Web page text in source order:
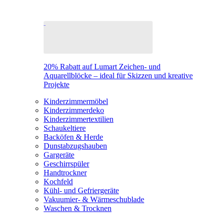
20% Rabatt auf Lumart Zeichen- und
Aquarellblöcke – ideal für Skizzen und kreative
Projekte
Kinderzimmermöbel
Kinderzimmerdeko
Kinderzimmertextilien
Schaukeltiere
Backöfen & Herde
Dunstabzugshauben
Gargeräte
Geschirrspüler
Handtrockner
Kochfeld
Kühl- und Gefriergeräte
Vakuumier- & Wärmeschublade
Waschen & Trocknen